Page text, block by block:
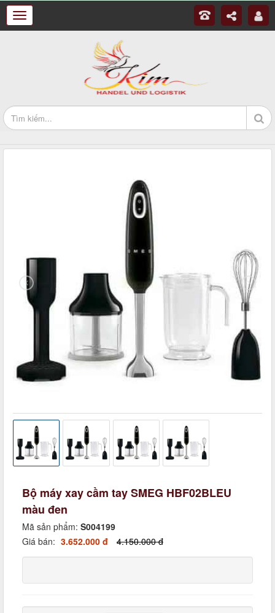
Bộ máy xay cầm tay SMEG HBF02BLEU
màu đen
Mã sản phẩm: S004199
Giá bán: 3.652.000 đ 4.150.000 đ